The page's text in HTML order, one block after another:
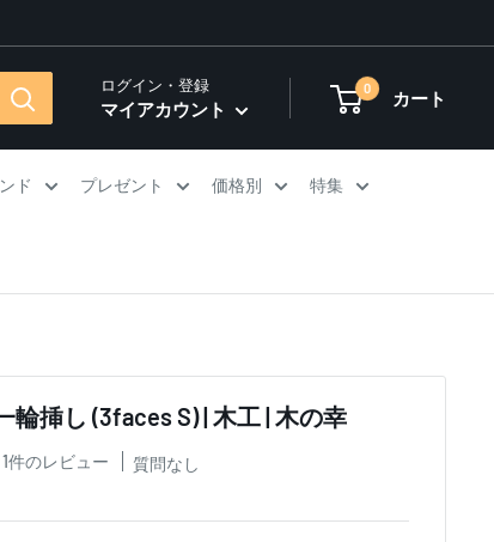
ログイン・登録
マイアカウント
0 カート
ド プレゼント 価格別 特集
輪挿し (3faces S) | 木工 | 木の幸
1件のレビュー 質問なし